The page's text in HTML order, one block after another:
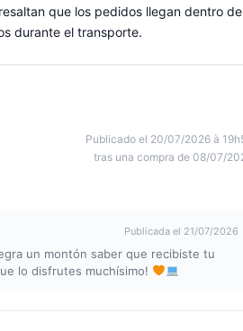
que los pedidos llegan dentro
durante el transporte.
Publicado el 20/07/2026 à
tras una compra de 08/07/
Publicada el 21/07/2026
un montón saber que recibiste tu
lo disfrutes muchísimo!